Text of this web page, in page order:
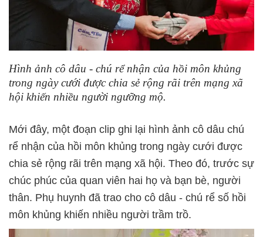
Hình ảnh cô dâu - chú rể nhận của hồi môn khủng
trong ngày cưới được chia sẻ rộng rãi trên mạng xã
hội khiến nhiều người ngưỡng mộ.
Mới đây, một đoạn clip ghi lại hình ảnh cô dâu chú
rể nhận của hồi môn khủng trong ngày cưới được
chia sẻ rộng rãi trên mạng xã hội. Theo đó, trước sự
chúc phúc của quan viên hai họ và bạn bè, người
thân. Phụ huynh đã trao cho cô dâu - chú rể số hồi
môn khủng khiến nhiều người trầm trồ.